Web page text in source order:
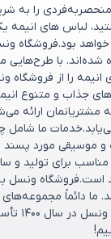
را به
لباس های انیمه
بود.فروشگاه
شده‌اند. با
را از فروشگاه
جذاب و متنوع
مشتریانمان ارائه
ما
و موسیقی مورد
مناسب برای تولید
است.فروشگاه ونسل
ما دائماً